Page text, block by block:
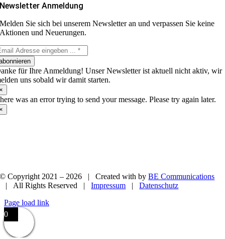
Newsletter Anmeldung
Melden Sie sich bei unserem Newsletter an und verpassen Sie keine
Aktionen und Neuerungen.
für Ihre Anmeldung! Unser Newsletter ist aktuell nicht aktiv, wir
uns sobald wir damit starten.
was an error trying to send your message. Please try again later.
© Copyright 2021 – 2026 | Created withbyBE Communications
| All Rights Reserved |Impressum |Datenschutz
Page load link
0